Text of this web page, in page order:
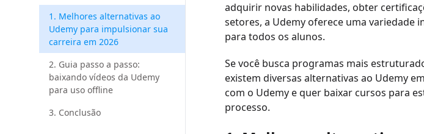
1. Melhores alternativas ao
Udemy para impulsionar sua
carreira em 2026
2. Guia passo a passo:
baixando vídeos da Udemy
para uso offline
3. Conclusão
adquirir novas habilidades, obter
setores, a Udemy oferece uma variedade
para todos os alunos.
Se você busca programas mais
existem diversas alternativas ao Udemy
com o Udemy e quer baixar cursos para
processo.